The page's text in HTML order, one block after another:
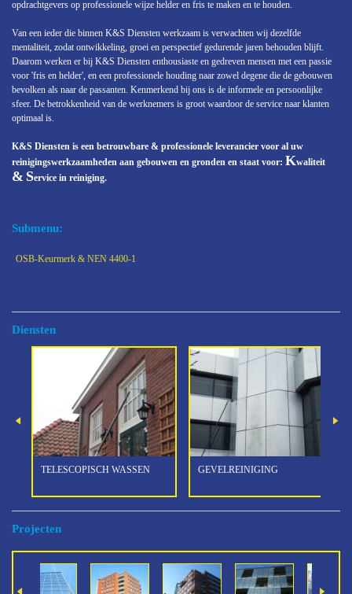
opdrachtgevers op professionele wijze helder en fris te maken en te houden.
Van een ieder die binnen K&S Diensten werkzaam is verwachten wij dezelfde
mentaliteit, zodat ontwikkeling, groei en perspectief gedurende jaren behouden blijft.
Daarom werken er bij K&S Diensten enthousiaste en gedreven mensen met een passie
voor 'fris en helder', en een professionele houding naar zowel degene die de gebouwen
bevolken als naar de passanten. Kenmerkend bij ons is de informele en persoonlijke
sfeer. De betrokkenheid van de werknemers is groot waardoor de service naar klanten
optimaal is.
K&S Diensten is een betrouwbare & professionele leverancier voor al uw
reinigingswerkzaamheden aan gebouwen en gronden en staat voor: Kwaliteit
& Service in reiniging.
Submenu:
OSB-Keurmerk & NEN 4400-1
Diensten
TELESCOPISCH WASSEN GEVELREINIGING
Projecten